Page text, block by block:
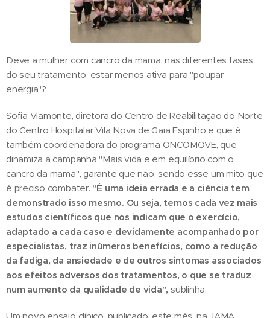
Deve a mulher com cancro da mama, nas diferentes fases
do seu tratamento, estar menos ativa para "poupar
energia"?
Sofia Viamonte, diretora do Centro de Reabilitação do Norte
do Centro Hospitalar Vila Nova de Gaia Espinho e que é
também coordenadora do programa ONCOMOVE, que
dinamiza a campanha "Mais vida e em equilíbrio com o
cancro da mama", garante que não, sendo esse um mito que
é preciso combater. "É uma ideia errada e a ciência tem
demonstrado isso mesmo. Ou seja, temos cada vez mais
estudos científicos que nos indicam que o exercício,
adaptado a cada caso e devidamente acompanhado por
especialistas, traz inúmeros benefícios, como a redução
da fadiga, da ansiedade e de outros sintomas associados
aos efeitos adversos dos tratamentos, o que se traduz
num aumento da qualidade de vida", sublinha.